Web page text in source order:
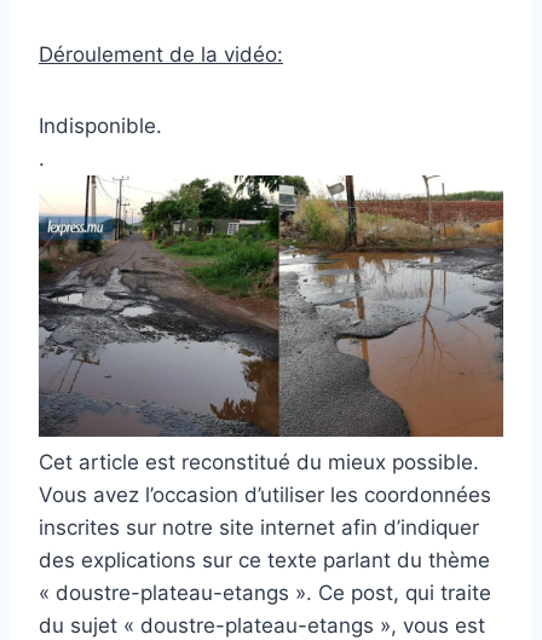
Déroulement de la vidéo:
Indisponible.
.
Cet article est reconstitué du mieux possible.
Vous avez l’occasion d’utiliser les coordonnées
inscrites sur notre site internet afin d’indiquer
des explications sur ce texte parlant du thème
« doustre-plateau-etangs ». Ce post, qui traite
du sujet « doustre-plateau-etangs », vous est